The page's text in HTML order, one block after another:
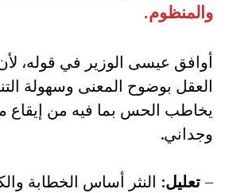
والمنظوم.
أوافق عيسى الوزير في قوله،
العقل بوضوح المعنى وسهولة
يخاطب الحس بما فيه من إيقاع
وجداني.
– تعليل: النثر أساس الخطابة